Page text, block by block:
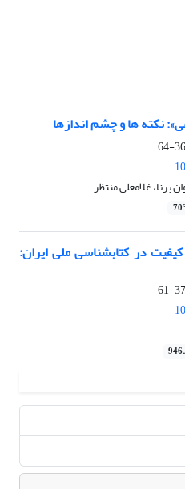
نکته ها و چشم اندازها
36-64
برنا، غلامعلی منتظر
در کتابشناسی ملی ایران:
37-61